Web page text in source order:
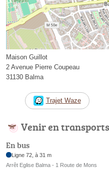
Maison Guillot
2 Avenue Pierre Coupeau
31130 Balma
Trajet Waze
Venir en
En bus
Ligne 72, à 31 m
Arrêt Eglise Balma - 1 Route de Mons